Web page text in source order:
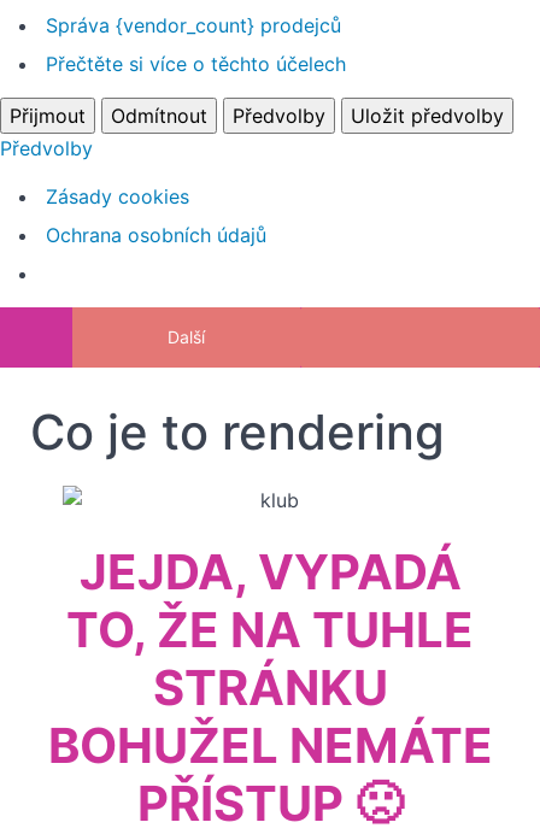
Správa {vendor_count} prodejců
Přečtěte si více o těchto účelech
Přijmout Odmítnout Předvolby
Uložit předvolby
Předvolby
Zásady cookies
Ochrana osobních údajů
Return to kurz: Tvorba fotorealistických
Další
Tipy na
organizaci
vašeho
modelu ve
Sketchupu
Pracovní
sešit ke
(PDF)
Práce
s
pluginu
Nastavení
lišty ve
Sketchupu
možnosti
Co je to rendering
JEJDA, VYPADÁ
TO, ŽE NA TUHLE
STRÁNKU
BOHUŽEL NEMÁTE
PŘÍSTUP 🙁